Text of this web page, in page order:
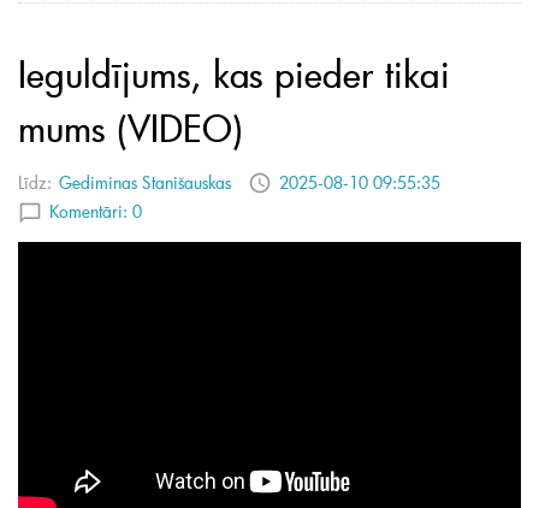
Ieguldījums, kas pieder tikai
mums (VIDEO)
Līdz: Gediminas Stanišauskas
2025-08-10 09:55:35
Komentāri: 0